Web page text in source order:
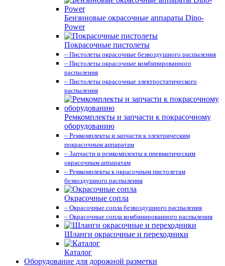
Бензиновые окрасочные аппараты Dino-
Power
Покрасочные пистолеты
– Пистолеты окрасочные безвоздушного распыления
– Пистолеты окрасочные комбинированного
распыления
– Пистолеты окрасочные электростатического
распыления
Ремкомплекты и запчасти к покрасочному
оборудованию
– Ремкомплекты и запчасти к электрическим
покрасочным аппаратам
– Запчасти и ремкомплекты к пневматическим
окрасочным аппаратам
– Ремкомплекты к окрасочным пистолетам
безвоздушного распыления
Окрасочные сопла
– Окрасочные сопла безвоздушного распыления
– Окрасочные сопла комбинированного распыления
Шланги окрасочные и переходники
Каталог
Оборудование для дорожной разметки